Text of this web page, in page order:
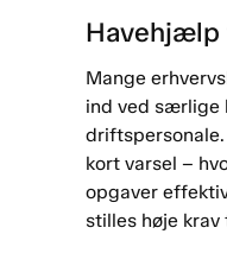
Havehjælp
Mange
ind ved særlige
kort varsel –
opgaver
stilles høje